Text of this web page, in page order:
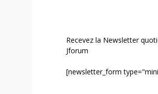
Recevez la Newsletter
Jforum
[newsletter_form